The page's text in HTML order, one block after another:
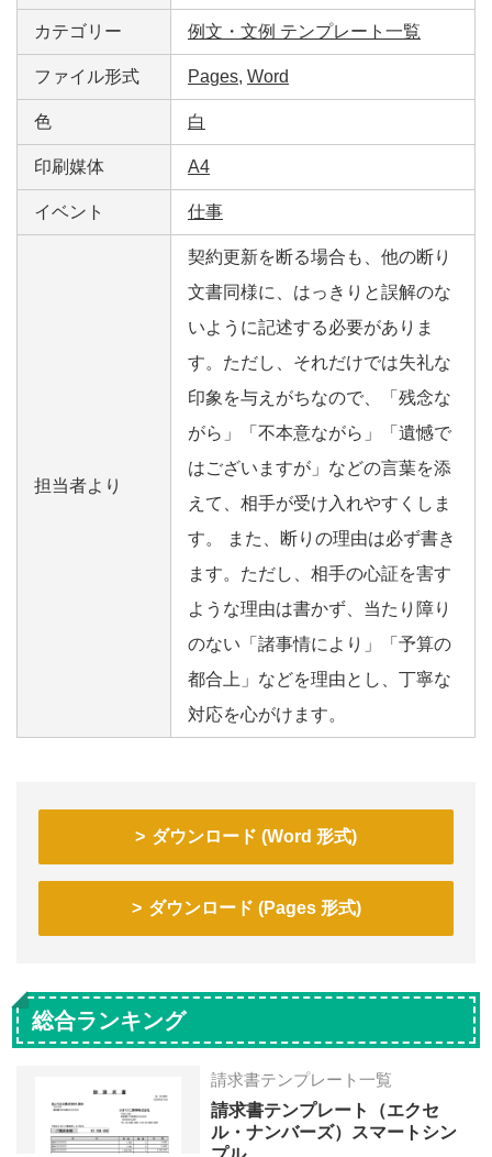
カテゴリー 例文・文例 テンプレート一覧
ファイル形式 Pages, Word
色 白
印刷媒体 A4
イベント 仕事
担当者より
契約更新を断る場合も、他の断り
文書同様に、はっきりと誤解のな
いように記述する必要がありま
す。ただし、それだけでは失礼な
印象を与えがちなので、「残念な
がら」「不本意ながら」「遺憾で
はございますが」などの言葉を添
えて、相手が受け入れやすくしま
す。 また、断りの理由は必ず書き
ます。ただし、相手の心証を害す
ような理由は書かず、当たり障り
のない「諸事情により」「予算の
都合上」などを理由とし、丁寧な
対応を心がけます。
ダウンロード (Word 形式)
ダウンロード (Pages 形式)
総合ランキング
請求書テンプレート一覧
請求書テンプレート（エクセ
ル・ナンバーズ）スマートシン